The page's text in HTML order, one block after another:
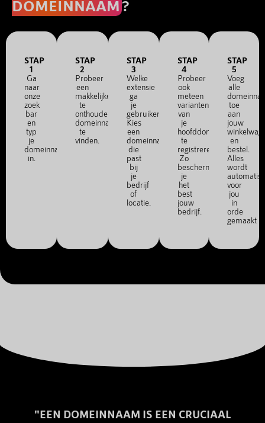
DOMEINNAAM ?
STAP
1
Ga
naar
onze
zoek
bar
en
typ
je
domeinnaam
in.
STAP
2
Probeer
een
makkelijke
te
onthouden
domeinnaam
te
vinden.
STAP
3
Welke
extensie
ga
je
gebruiken?
Kies
een
domeinnaam
die
past
bij
je
bedrijf
of
locatie.
STAP
4
Probeer
ook
meteen
varianten
van
je
hoofddomein
te
registreren.
Zo
bescherm
je
het
best
jouw
bedrijf.
STAP
5
Voeg
alle
toe
aan
jouw
en
bestel.
Alles
wordt
voor
jou
in
orde
gemaakt
"EEN DOMEINNAAM IS EEN CRUCIAAL